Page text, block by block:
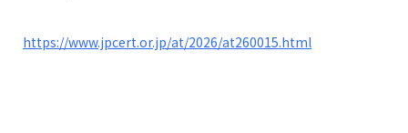
https://www.jpcert.or.jp/at/2026/at260015.html